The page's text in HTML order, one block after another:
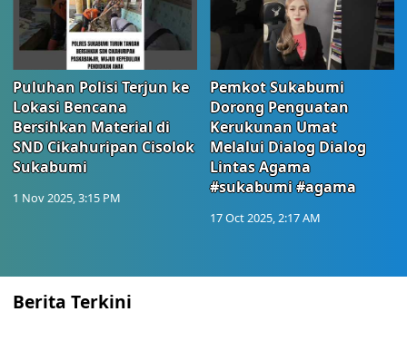
Puluhan Polisi Terjun ke
Lokasi Bencana
Bersihkan Material di
SND Cikahuripan Cisolok
Sukabumi
1 Nov 2025, 3:15 PM
Pemkot Sukabumi
Dorong Penguatan
Kerukunan Umat
Melalui Dialog Dialog
Lintas Agama
#sukabumi #agama
17 Oct 2025, 2:17 AM
Berita Terkini